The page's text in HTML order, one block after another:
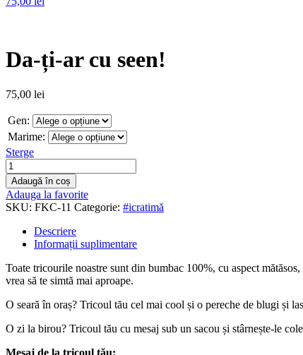
Da-ți-ar cu seen!
75,00 lei
Gen:
Marime:
Sterge
Adaugă în coș
Adauga la favorite
SKU: FKC-11 Categorie: #icratimă
Descriere
Informații suplimentare
Toate tricourile noastre sunt din bumbac 100%, cu aspect
vrea să te simtă mai aproape.
O seară în oraș? Tricoul tău cel mai cool și o pereche de blugi și
O zi la birou? Tricoul tău cu mesaj sub un sacou și stârnește-le
Mesaj de la tricoul tău: